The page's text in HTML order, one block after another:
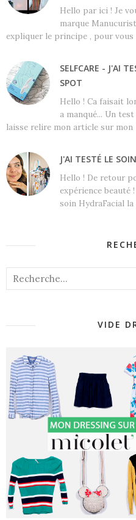
Hello par ici ! Je
marque
expliquer le principe , pour vous
SELFCARE - J'AI
SPOT
Hello ! Ca faisait
a manqué... Un
laisse relire mon article sur mon
J'AI TESTÉ LE
Hello ! De retour
expérience beauté
soin HydraFacial la
VIDE